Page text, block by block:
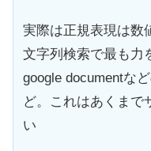
実際は正規表現は数
文字列検索で最も力
google documentな
ど。これはあくまで
い